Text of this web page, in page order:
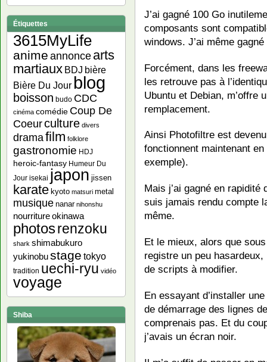
J’ai gagné 100 Go
composants sont
windows. J’ai même
Forcément, dans les
les retrouve pas à
Ubuntu et Debian, m’offre
remplacement.
Ainsi Photofiltre est
fonctionnent maintenant
exemple).
Mais j’ai gagné en
suis jamais rendu compte
même.
Et le mieux, alors que
registre un peu
de scripts à modifier.
En essayant d’installer
de démarrage des lignes
comprenais pas. Et du
j’avais un écran noir.
articles
Étiquettes
3615MyLife
anime annonce arts
martiaux BDJ bière
Bière Du Jour blog
boisson budo CDC
cinéma comédie Coup De
Coeurculture divers
dramafilm folklore
gastronomie HDJ
heroic-fantasy Humeur Du
Jour isekai japon jissen
karate kyoto matsuri metal
musique nanar nihonshu
nourritureokinawa
photosrenzoku
shark shimabukuro
yukinobustage tokyo
tradition uechi-ryu vidéo
voyage
Shiba